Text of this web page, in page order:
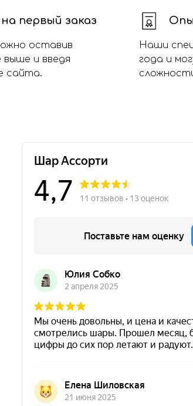
на первый заказ
оставив
выше и введя
сайта.
Наши
года и